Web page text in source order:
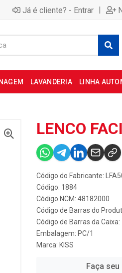
Já é cliente? - Entrar |
LAVANDERIA LINHA
LENCO
Código do Fabricante:
Código: 1884
Código NCM: 48182000
Código de Barras do
Código de Barras da
Embalagem: PC/1
Marca: KISS
Faça